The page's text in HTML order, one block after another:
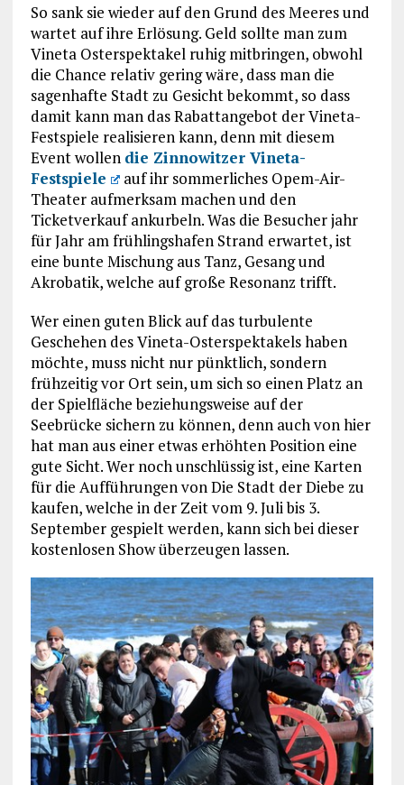
So sank sie wieder auf den Grund des Meeres und
wartet auf ihre Erlösung. Geld sollte man zum
Vineta Osterspektakel ruhig mitbringen, obwohl
die Chance relativ gering wäre, dass man die
sagenhafte Stadt zu Gesicht bekommt, so dass
damit kann man das Rabattangebot der Vineta-
Festspiele realisieren kann, denn mit diesem
Event wollen die Zinnowitzer Vineta-
Festspiele
auf ihr sommerliches Opem-Air-
Theater aufmerksam machen und den
Ticketverkauf ankurbeln. Was die Besucher jahr
für Jahr am frühlingshafen Strand erwartet, ist
eine bunte Mischung aus Tanz, Gesang und
Akrobatik, welche auf große Resonanz trifft.
Wer einen guten Blick auf das turbulente
Geschehen des Vineta-Osterspektakels haben
möchte, muss nicht nur pünktlich, sondern
frühzeitig vor Ort sein, um sich so einen Platz an
der Spielfläche beziehungsweise auf der
Seebrücke sichern zu können, denn auch von hier
hat man aus einer etwas erhöhten Position eine
gute Sicht. Wer noch unschlüssig ist, eine Karten
für die Aufführungen von Die Stadt der Diebe zu
kaufen, welche in der Zeit vom 9. Juli bis 3.
September gespielt werden, kann sich bei dieser
kostenlosen Show überzeugen lassen.